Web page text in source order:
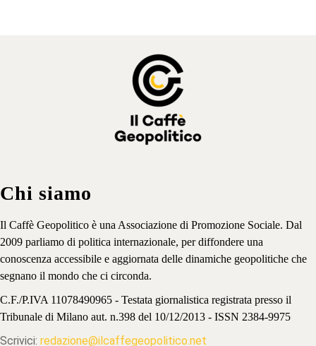
Chi siamo
Il Caffè Geopolitico è una Associazione di Promozione Sociale. Dal
2009 parliamo di politica internazionale, per diffondere una
conoscenza accessibile e aggiornata delle dinamiche geopolitiche che
segnano il mondo che ci circonda.
C.F./P.IVA 11078490965 - Testata giornalistica registrata presso il
Tribunale di Milano aut. n.398 del 10/12/2013 - ISSN 2384-9975
Scrivici: redazione@ilcaffegeopolitico.net